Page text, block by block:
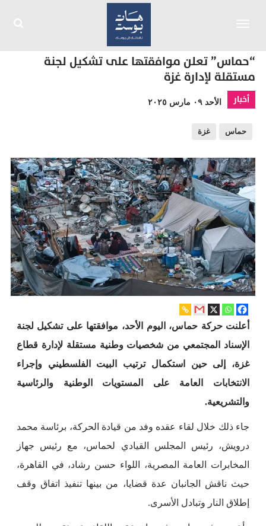
“حماس” تعلن موافقتها على تشكيل لجنة
مستقلة لإدارة غزة
أخبار الأحد ٠٩ مارس ٢٠٢٥
حماس غزة
أعلنت حركة حماس، اليوم الأحد، موافقتها على تشكيل لجنة
الإسناد المجتمعي من شخصيات وطنية مستقلة لإدارة قطاع
غزة، إلى حين استكمال ترتيب البيت الفلسطيني وإجراء
الانتخابات العامة على المستويات الوطنية والرئاسية
والتشريعية.
جاء ذلك خلال لقاء عقده وفد من قيادة الحركة، برئاسة محمد
درويش، رئيس المجلس القيادي لحماس، مع رئيس جهاز
المخابرات العامة المصرية، اللواء حسن رشاد، في القاهرة،
حيث ناقش الجانبان عدة قضايا، من بينها تنفيذ اتفاق وقف
إطلاق النار وتبادل الأسرى.